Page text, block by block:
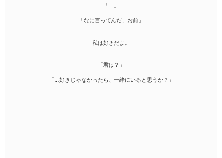
「…」
「なに言ってんだ、お前」
私は好きだよ。
「君は？」
「…好きじゃなかったら、一緒にいると思うか？」